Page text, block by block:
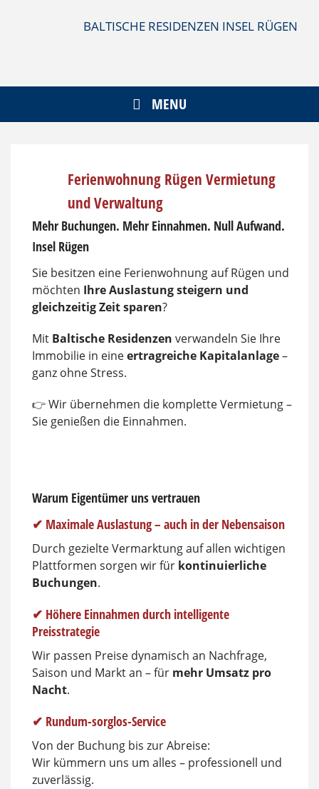
BALTISCHE RESIDENZEN INSEL RÜGEN
MENU
Ferienwohnung Rügen Vermietung
und Verwaltung
Mehr Buchungen. Mehr Einnahmen. Null Aufwand.
Insel Rügen
Sie besitzen eine Ferienwohnung auf Rügen und
möchten Ihre Auslastung steigern und
gleichzeitig Zeit sparen?
Mit Baltische Residenzen verwandeln Sie Ihre
Immobilie in eineertragreiche Kapitalanlage–
ganz ohne Stress.
👉 Wir übernehmen die komplette Vermietung –
Sie genießen die Einnahmen.
Warum Eigentümer uns vertrauen
✔ Maximale Auslastung – auch in der Nebensaison
Durch gezielte Vermarktung auf allen wichtigen
Plattformen sorgen wir für kontinuierliche
Buchungen.
✔ Höhere Einnahmen durch intelligente
Preisstrategie
Wir passen Preise dynamisch an Nachfrage,
Saison und Markt an – für mehr Umsatz pro
Nacht.
✔ Rundum-sorglos-Service
Von der Buchung bis zur Abreise:
Wir kümmern uns um alles – professionell und
zuverlässig.